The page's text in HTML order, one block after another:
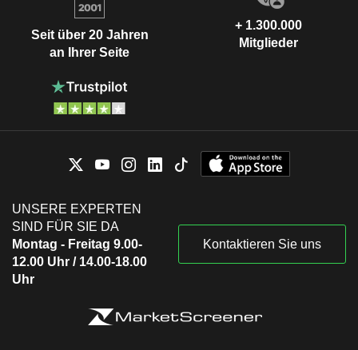
Seit über 20 Jahren
an Ihrer Seite
+ 1.300.000
Mitglieder
UNSERE EXPERTEN
SIND FÜR SIE DA
Montag - Freitag 9.00-
12.00 Uhr / 14.00-18.00
Uhr
Kontaktieren Sie uns